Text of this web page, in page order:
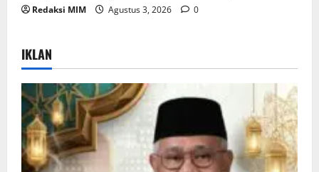
Redaksi MIM Agustus 3, 2026 0
IKLAN